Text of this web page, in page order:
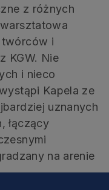
z różnych
i
KGW. Nie
i nieco
Kapela ze
uznanych
łączący
na arenie